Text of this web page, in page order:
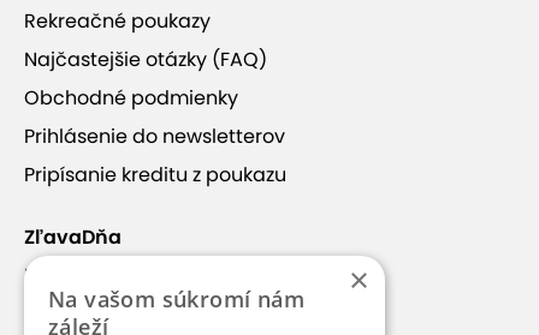
Rekreačné poukazy
Najčastejšie otázky (FAQ)
Obchodné podmienky
Prihlásenie do newsletterov
Pripísanie kreditu z poukazu
ZľavaDňa
Náš príbeh
Kontakt
×
Na vašom súkromí nám
záleží